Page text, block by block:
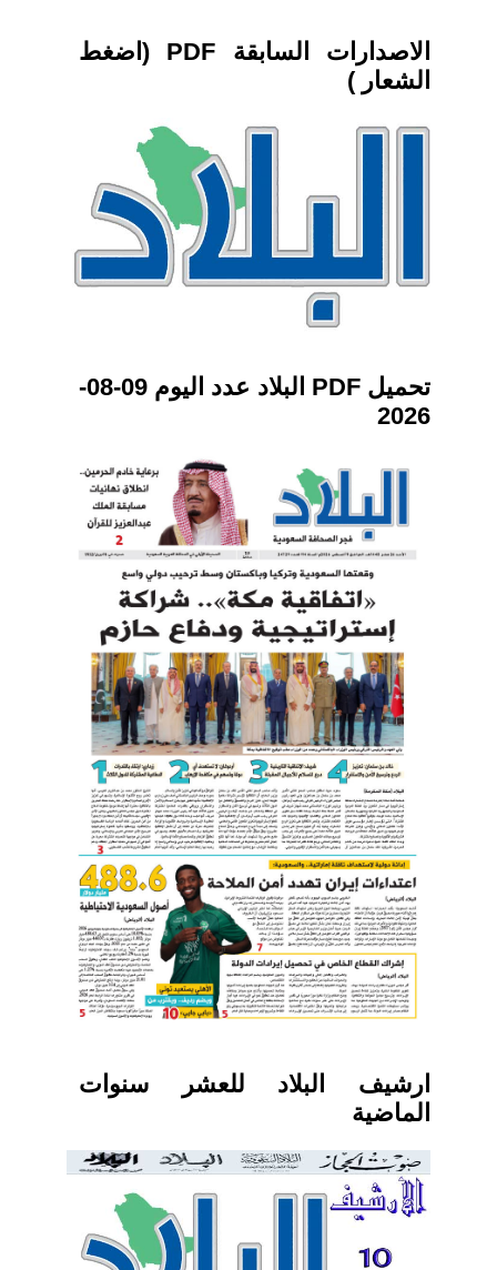
الاصدارات السابقة PDF (اضغط
الشعار )
تحميل PDF البلاد عدد اليوم 09-08-
2026
ارشيف البلاد للعشر سنوات
الماضية